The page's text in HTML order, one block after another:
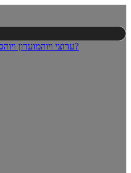
ערוצי ויוהמועדון ויוה מי אנחנו?